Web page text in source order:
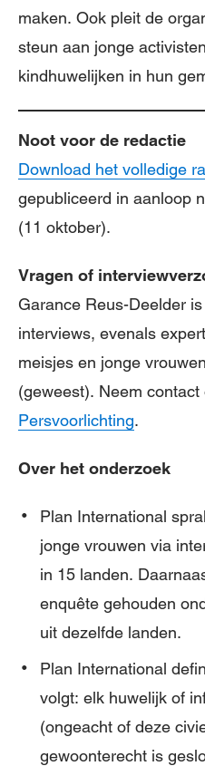
maken. Ook pleit de
steun aan jonge
kindhuwelijken in hun
Noot voor de redactie
Download het volledige
gepubliceerd in aanloop
(11 oktober).
Vragen of
Garance Reus-Deelder
interviews, evenals
meisjes en jonge
(geweest). Neem contact
Persvoorlichting.
Over het onderzoek
Plan International
jonge vrouwen via
in 15 landen.
enquête gehouden
uit dezelfde landen.
Plan International
volgt: elk huwelijk of
(ongeacht of deze
gewoonterecht is